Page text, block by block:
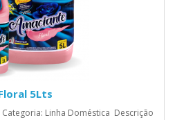
5Lts
Linha Doméstica Descrição